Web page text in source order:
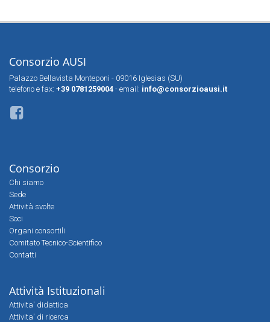
Consorzio AUSI
Palazzo Bellavista Monteponi - 09016 Iglesias (SU)
telefono e fax: +39 0781259004 - email: info@consorzioausi.it
Consorzio
Chi siamo
Sede
Attività svolte
Soci
Organi consortili
Comitato Tecnico-Scientifico
Contatti
Attività Istituzionali
Attivita' didattica
Attivita' di ricerca